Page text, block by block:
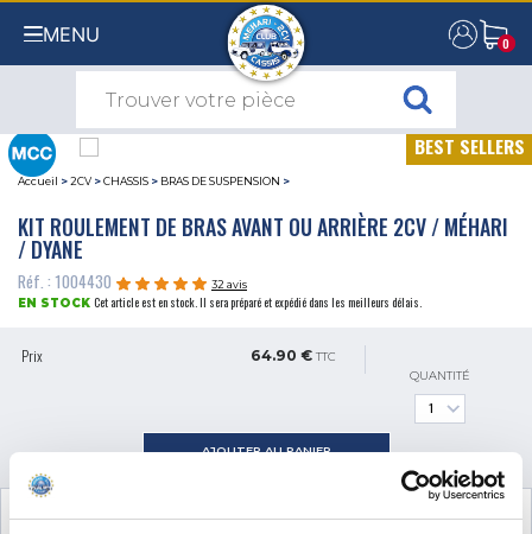
MENU 0
0
BEST SELLERS
Accueil >2CV >CHASSIS > BRAS DE SUSPENSION >
KIT ROULEMENT DE BRAS AVANT OU ARRIÈRE 2CV / MÉHARI
/ DYANE
Réf. : 1004430
32 avis
EN STOCK Cet article est en stock. Il sera préparé et expédié dans les meilleurs délais.
Prix 64.90 € TTC
QUANTITÉ
AJOUTER AU PANIER